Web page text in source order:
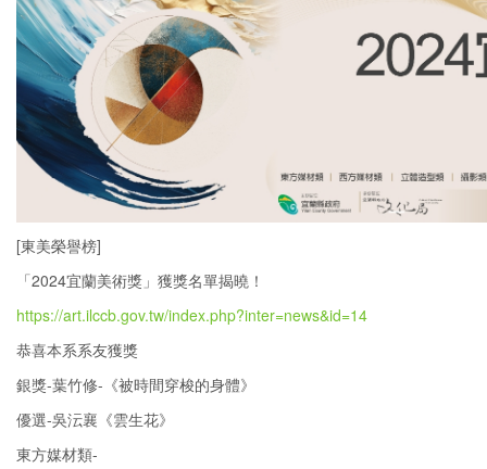
[東美榮譽榜]
「2024宜蘭美術獎」獲獎名單揭曉！
https://art.ilccb.gov.tw/index.php?inter=news&id=14
恭喜本系系友獲獎
銀獎-葉竹修-《被時間穿梭的身體》
優選-吳沄襄《雲生花》
東方媒材類-